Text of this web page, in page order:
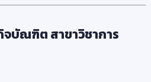
จบัณฑิต สาขาวิชาการ